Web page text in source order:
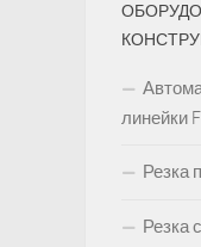
линейки
Резка
Резка